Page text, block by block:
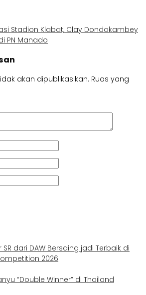
Stadion Klabat, Clay Dondokambey
PN Manado
akan dipublikasikan. Ruas yang
dari DAW Bersaing jadi Terbaik di
2026
“Double Winner” di Thailand